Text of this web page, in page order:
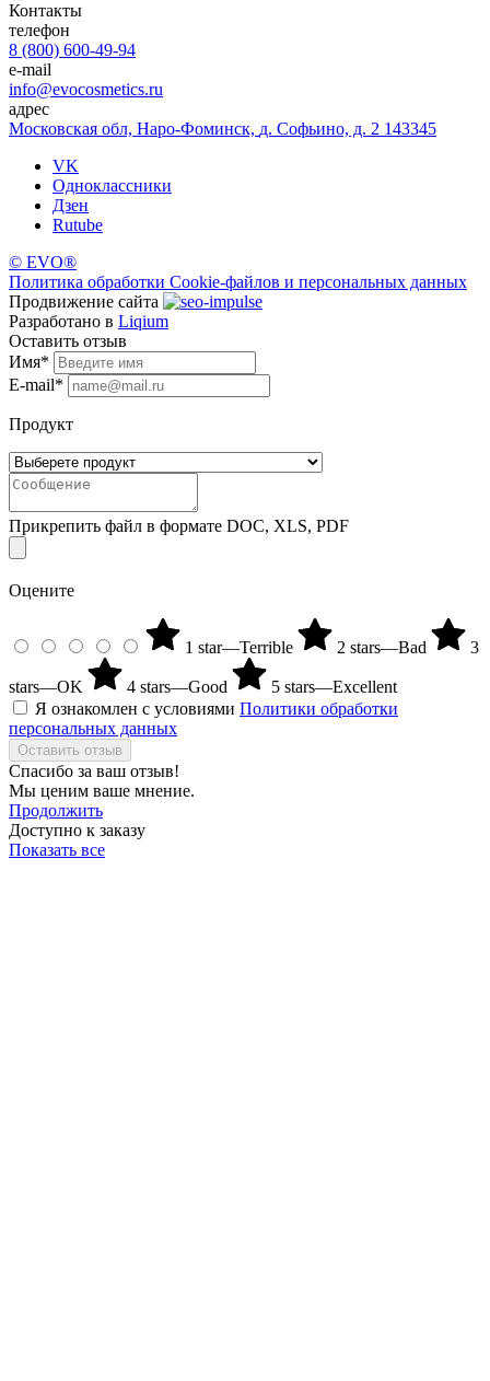
Контакты
телефон
8 (800) 600-49-94
e-mail
info@evocosmetics.ru
адрес
Московская обл, Наро-Фоминск, д. Софьино, д. 2 143345
VK
Одноклассники
Дзен
Rutube
© EVO®
Политика обработки Cookie-файлов и персональных данных
Продвижение сайта
Разработано в Liqium
Оставить отзыв
Имя*
E-mail*
Продукт
Прикрепить файл в формате DOC, XLS, PDF
Оцените
1 star—Terrible 2 stars—Bad 3
stars—OK 4 stars—Good
5 stars—Excellent
Я ознакомлен с условиями Политики обработки
персональных данных
Оставить отзыв
Спасибо за ваш отзыв!
Мы ценим ваше мнение.
Продолжить
Доступно к заказу
Показать все